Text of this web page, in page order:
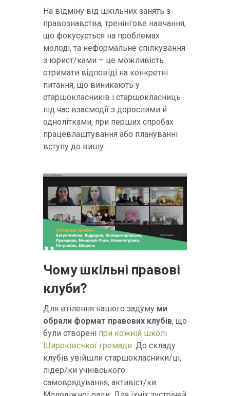
На відміну від шкільних занять з
правознавства, тренінгове навчання,
що фокусується на проблемах
молоді, та неформальне спілкування
з юрист/ками – це можливість
отримати відповіді на конкретні
питання, що виникають у
старшокласників і старшокласниць
під час взаємодії з дорослими й
однолітками, при перших спробах
працевлаштування або плануванні
вступу до вишу.
Чому шкільні правові
клуби?
Для втілення нашого задуму ми
обрали формат правових клубів, що
були створені при кожній школі
Широківської громади. До складу
клубів увійшли старшокласники/ці,
лідер/ки учнівського
самоврядування, активіст/ки